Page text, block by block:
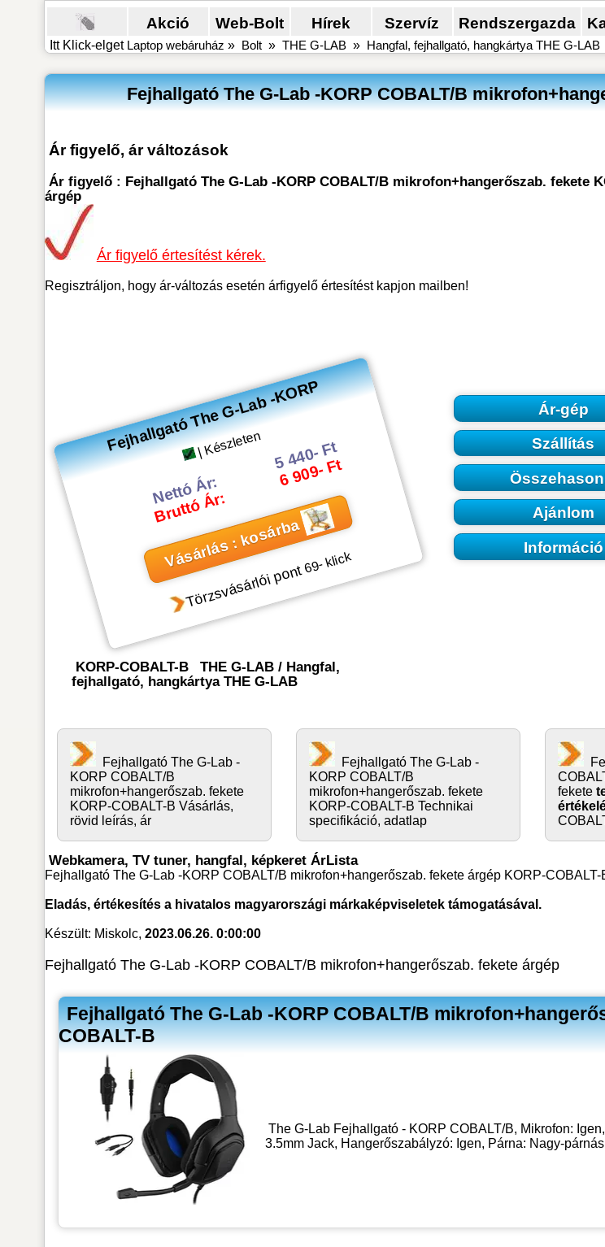
Akció Web-Bolt Hírek Szervíz Rendszergazda
Itt Klick-elget Laptop webáruház » Bolt» THE G-LAB» Hangfal, fejhallgató, hangkártya THE G-LAB
Fejhallgató The G-Lab -KORP COBALT/B
Ár figyelő, ár változások
Ár figyelő : Fejhallgató The G-Lab -KORP COBALT/B mikrofon+hangerőszab. fekete
árgép
Ár figyelő értesítést kérek.
Regisztráljon, hogy ár-változás esetén árfigyelő értesítést kapjon mailben!
Fejhallgató The G-Lab -KORP
| Készleten
Nettó Ár:
Bruttó Ár:
5 440- Ft
6 909- Ft
Vásárlás : kosárba
Törzsvásárlói pont69- klick
KORP-COBALT-B THE G-LAB/ Hangfal,
fejhallgató, hangkártya THE G-LAB
Ár-gép
Szállítás
Ajánlom
Információ
Fejhallgató The G-Lab -
KORP COBALT/B
mikrofon+hangerőszab. fekete
KORP-COBALT-B Vásárlás,
rövid leírás, ár
Fejhallgató The G-Lab -
KORP COBALT/B
mikrofon+hangerőszab. fekete
KORP-COBALT-B Technikai
specifikáció, adatlap
fekete
Webkamera, TV tuner, hangfal, képkeret ÁrLista
Fejhallgató The G-Lab -KORP COBALT/B mikrofon+hangerőszab. fekete árgép KORP-
Eladás, értékesítés a hivatalos magyarországi márkaképviseletek támogatásával.
Készült: Miskolc, 2023.06.26. 0:00:00
Fejhallgató The G-Lab -KORP COBALT/B mikrofon+hangerőszab. fekete árgép
Fejhallgató The G-Lab -KORP COBALT/B
COBALT-B
The G-Lab Fejhallgató - KORP COBALT/B, Mikrofon:
3.5mm Jack, Hangerőszabályzó: Igen, Párna: Nagy-